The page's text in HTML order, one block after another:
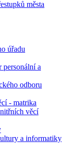
města
úřadu
a
odboru
- matrika
věcí
a informatiky